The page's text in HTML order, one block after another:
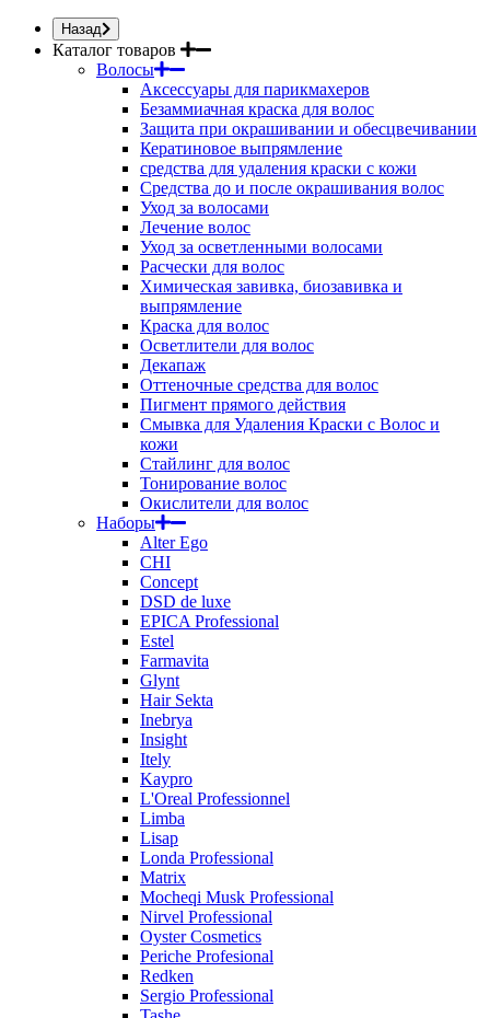
Назад
Каталог товаров
Волосы
Аксессуары для парикмахеров
Безаммиачная краска для волос
Защита при окрашивании и обесцвечивании
Кератиновое выпрямление
средства для удаления краски с кожи
Средства до и после окрашивания волос
Уход за волосами
Лечение волос
Уход за осветленными волосами
Расчески для волос
Химическая завивка, биозавивка и
выпрямление
Краска для волос
Осветлители для волос
Декапаж
Оттеночные средства для волос
Пигмент прямого действия
Смывка для Удаления Краски с Волос и
кожи
Стайлинг для волос
Тонирование волос
Окислители для волос
Наборы
Alter Ego
CHI
Concept
DSD de luxe
EPICA Professional
Estel
Farmavita
Glynt
Hair Sekta
Inebrya
Insight
Itely
Kaypro
L'Oreal Professionnel
Limba
Lisap
Londa Professional
Matrix
Mocheqi Musk Professional
Nirvel Professional
Oyster Cosmetics
Periche Profesional
Redken
Sergio Professional